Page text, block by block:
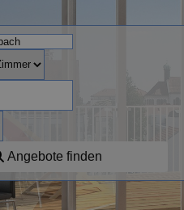
Angebote finden